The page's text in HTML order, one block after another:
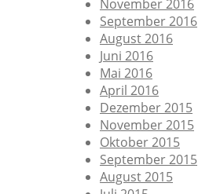
November 2016
September 2016
August 2016
Juni 2016
Mai 2016
April 2016
Dezember 2015
November 2015
Oktober 2015
September 2015
August 2015